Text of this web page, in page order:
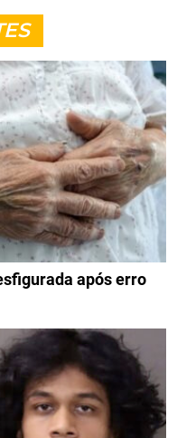
após erro